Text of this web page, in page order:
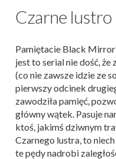
Czarne lustro
Pamiętacie Black
jest to serial nie dość,
(co nie zawsze idzie ze
pierwszy odcinek
zawodziła pamięć,
główny wątek. Pasuje
ktoś, jakimś dziwnym
Czarnego lustra, to
te pędy nadrobi